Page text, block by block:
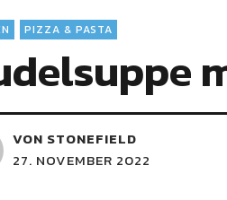
PIZZA & PASTA
VON STONEFIELD
27. NOVEMBER 2022